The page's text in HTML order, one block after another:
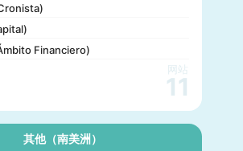
Financiero)
网站
11
其他（南美洲）